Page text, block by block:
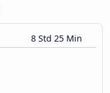
8 Std 25 Min